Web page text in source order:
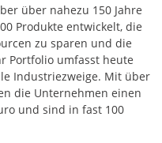
über nahezu 150 Jahre
Produkte entwickelt, die
zu sparen und die
Portfolio umfasst heute
Industriezweige. Mit über
die Unternehmen einen
und sind in fast 100